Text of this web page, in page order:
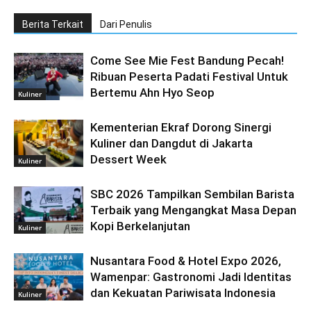
Berita Terkait Dari Penulis
Kuliner
Come See Mie Fest Bandung Pecah!
Ribuan Peserta Padati Festival Untuk
Bertemu Ahn Hyo Seop
Kuliner
Kementerian Ekraf Dorong Sinergi
Kuliner dan Dangdut di Jakarta
Dessert Week
Kuliner
SBC 2026 Tampilkan Sembilan Barista
Terbaik yang Mengangkat Masa Depan
Kopi Berkelanjutan
Kuliner
Nusantara Food & Hotel Expo 2026,
Wamenpar: Gastronomi Jadi Identitas
dan Kekuatan Pariwisata Indonesia